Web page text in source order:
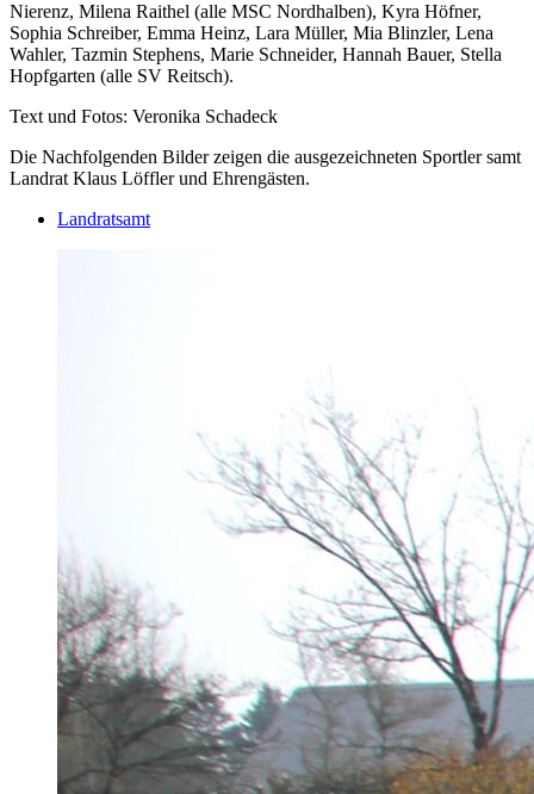
Nierenz, Milena Raithel (alle MSC Nordhalben), Kyra Höfner,
Sophia Schreiber, Emma Heinz, Lara Müller, Mia Blinzler, Lena
Wahler, Tazmin Stephens, Marie Schneider, Hannah Bauer, Stella
Hopfgarten (alle SV Reitsch).
Text und Fotos: Veronika Schadeck
Die Nachfolgenden Bilder zeigen die ausgezeichneten Sportler samt
Landrat Klaus Löffler und Ehrengästen.
Landratsamt